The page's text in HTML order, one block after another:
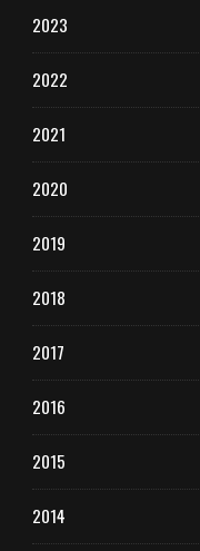
2023
2022
2021
2020
2019
2018
2017
2016
2015
2014